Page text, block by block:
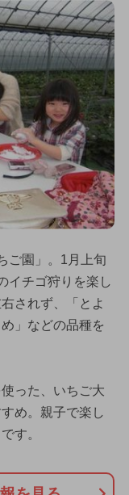
ご園」。1月上旬
イチゴ狩りを楽し
されず、「とよ
」などの品種を
った、いちご大
め。親子で楽し
す。